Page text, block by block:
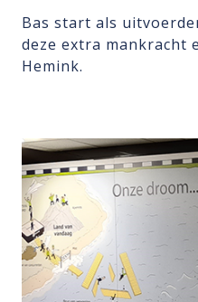
Bas start als
deze extra mankracht
Hemink.